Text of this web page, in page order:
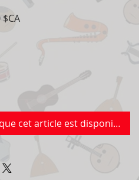
$CAPrix
cet article est disponible